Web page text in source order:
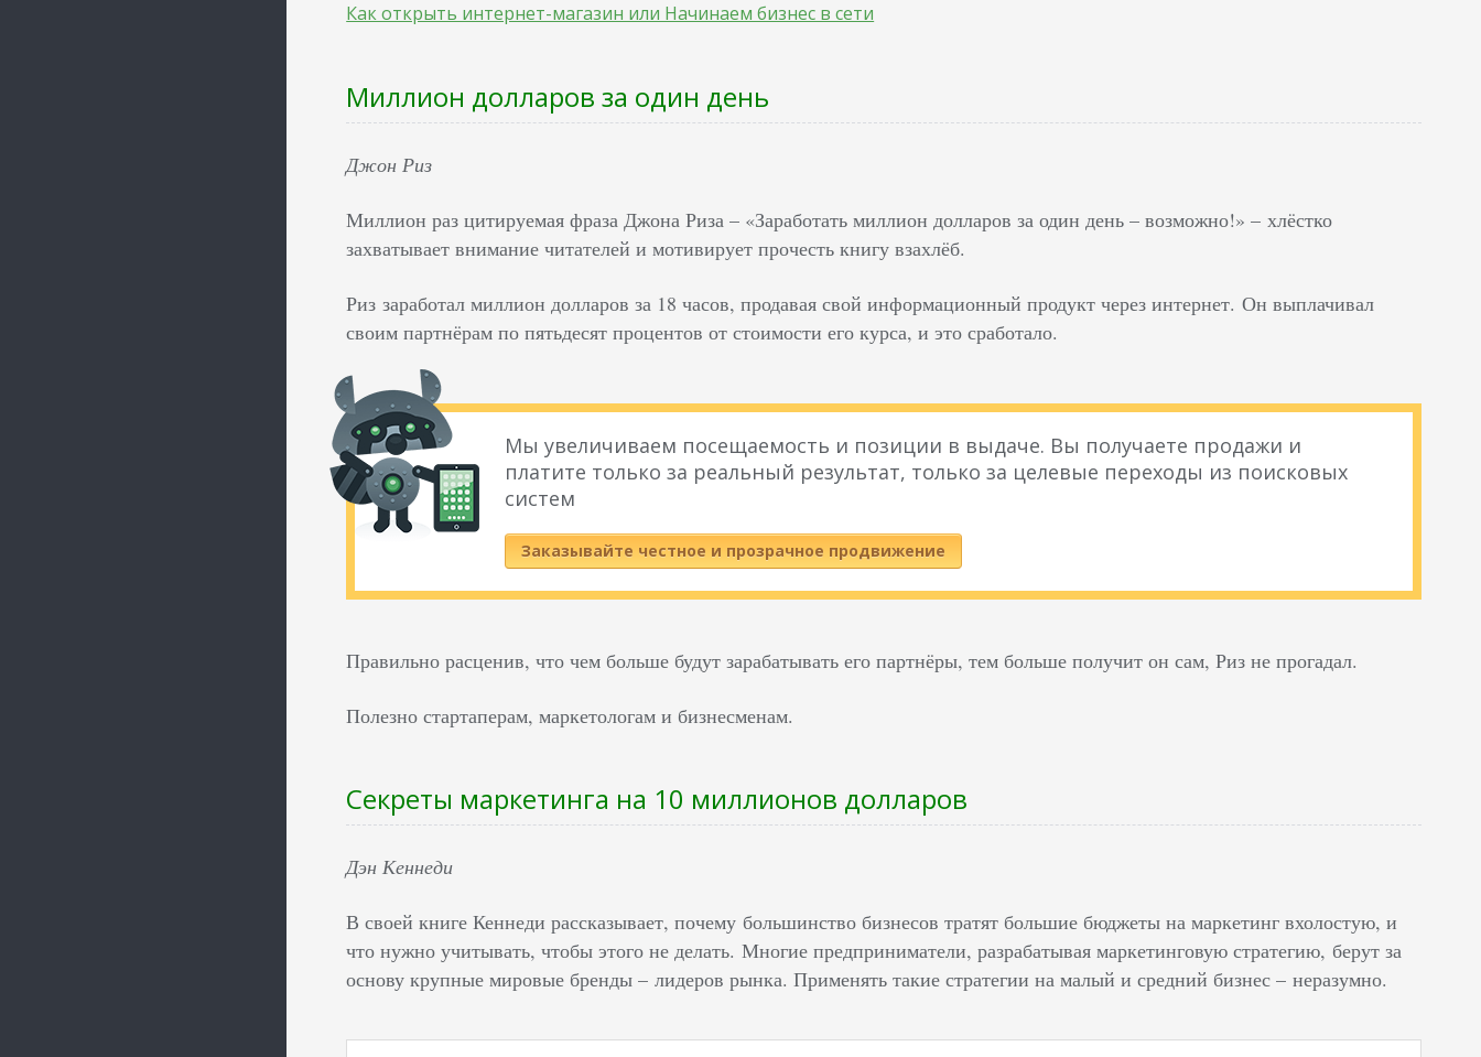
Как открыть интернет-магазин или Начинаем бизнес в сети
Миллион долларов за один день
Джон Риз
Миллион раз цитируемая фраза Джона Риза – «Заработать миллион долларов за один день – возможно!» – хлёстко
захватывает внимание читателей и мотивирует прочесть книгу взахлёб.
Риз заработал миллион долларов за 18 часов, продавая свой информационный продукт через интернет. Он выплачивал
своим партнёрам по пятьдесят процентов от стоимости его курса, и это сработало.
Мы увеличиваем посещаемость и позиции в выдаче. Вы получаете продажи и
платите только за реальный результат, только за целевые переходы из поисковых
систем
Заказывайте честное и прозрачное продвижение
Правильно расценив, что чем больше будут зарабатывать его партнёры, тем больше получит он сам, Риз не прогадал.
Полезно стартаперам, маркетологам и бизнесменам.
Секреты маркетинга на 10 миллионов долларов
Дэн Кеннеди
В своей книге Кеннеди рассказывает, почему большинство бизнесов тратят большие бюджеты на маркетинг вхолостую, и
что нужно учитывать, чтобы этого не делать. Многие предприниматели, разрабатывая маркетинговую стратегию, берут за
основу крупные мировые бренды – лидеров рынка. Применять такие стратегии на малый и средний бизнес – неразумно.